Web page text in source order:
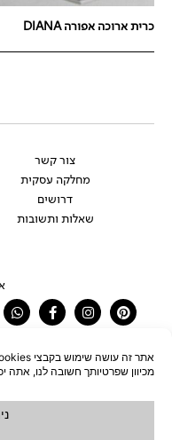
כרית ארוכה אפורה DIANA
צור קשר
מחלקה עסקית
דרושים
שאלות ותשובות
Pinterest
Instagram
f
רוצים